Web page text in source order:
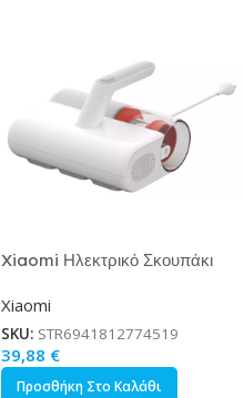
Xiaomi Ηλεκτρικό Σκουπάκι
BHR8276EU
Xiaomi
SKU: STR6941812774519
39,88 €
Προσθήκη Στο Καλάθι